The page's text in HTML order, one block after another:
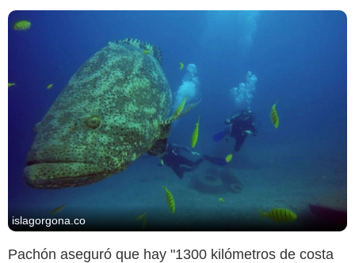
islagorgona.co
Pachón aseguró que hay "1300 kilómetros de costa